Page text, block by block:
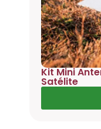
Kit Mini
Satélite